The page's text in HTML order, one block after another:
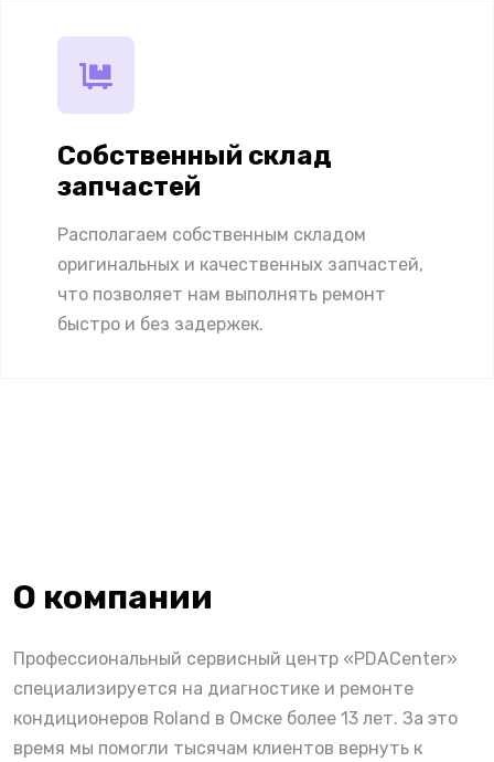
Собственный склад
запчастей
Располагаем собственным складом
оригинальных и качественных запчастей,
что позволяет нам выполнять ремонт
быстро и без задержек.
О компании
Профессиональный сервисный центр «PDACenter»
специализируется на диагностике и ремонте
кондиционеров Roland в Омске более 13 лет. За это
время мы помогли тысячам клиентов вернуть к